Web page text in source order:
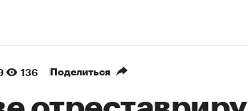
136 Поделиться